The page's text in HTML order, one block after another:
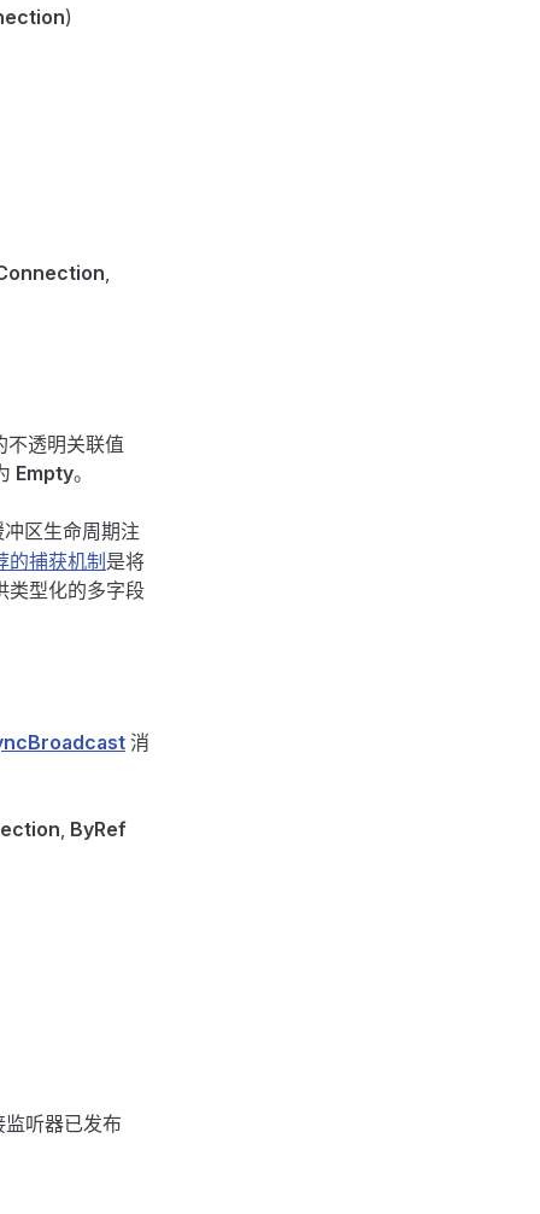
)
,
不透明关联值
Empty。
区生命周期注
的捕获机制 是将
类型化的多字段
消
, ByRef
听器已发布